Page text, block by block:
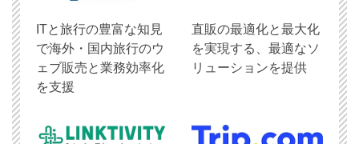
ITと旅行の豊富な知見
で海外・国内旅行のウ
ェブ販売と業務効率化
を支援
直販の最適化と最大化
を実現する、最適なソ
リューションを提供